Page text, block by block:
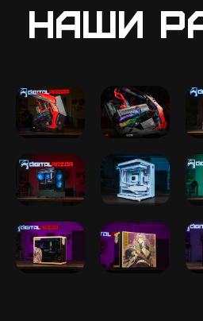
Наши